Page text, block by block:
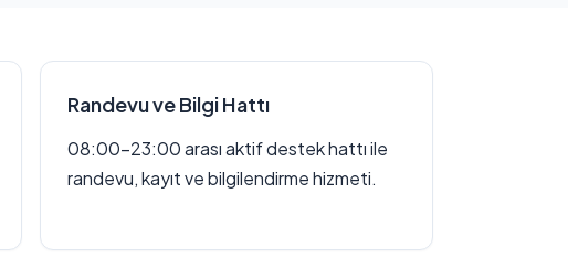
Randevu ve Bilgi Hattı
08:00–23:00 arası aktif destek hattı ile
randevu, kayıt ve bilgilendirme hizmeti.